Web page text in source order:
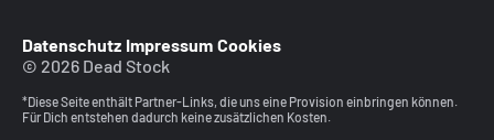
Datenschutz Impressum Cookies
© 2026 Dead Stock
*Diese Seite enthält Partner-Links, die uns eine Provision einbringen können.
Für Dich entstehen dadurch keine zusätzlichen Kosten.